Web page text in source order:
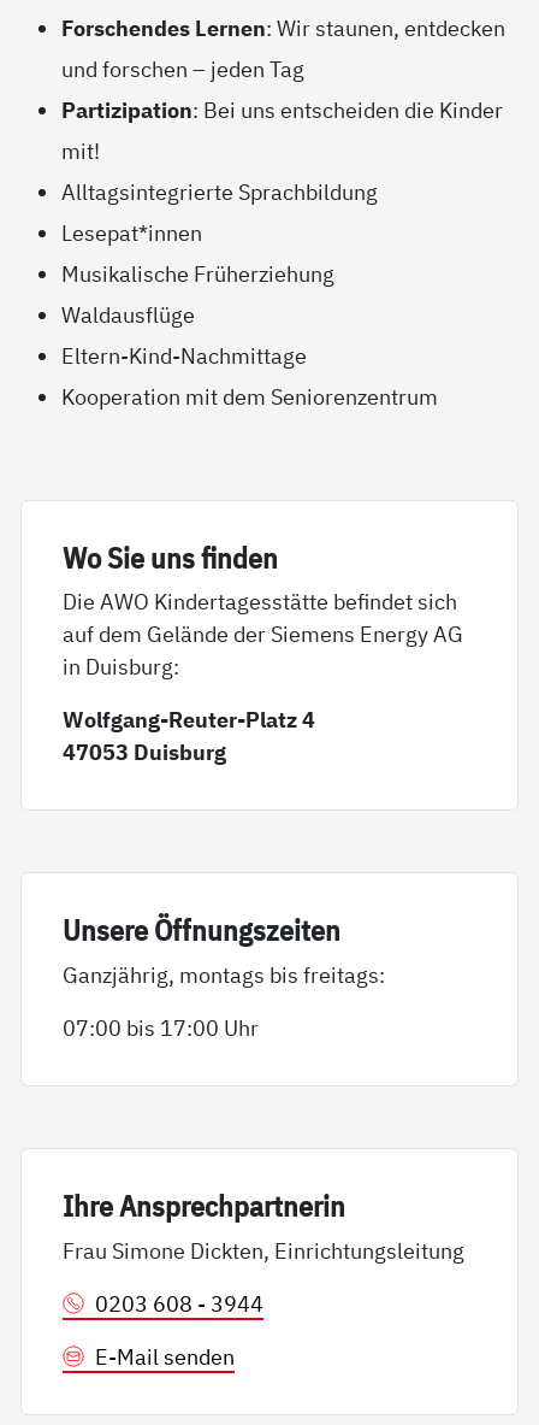
Forschendes Lernen: Wir staunen, entdecken
und forschen – jeden Tag
Partizipation: Bei uns entscheiden die Kinder
mit!
Alltagsintegrierte Sprachbildung
Lesepat*innen
Musikalische Früherziehung
Waldausflüge
Eltern-Kind-Nachmittage
Kooperation mit dem Seniorenzentrum
Wo Sie uns fin­den
Die AWO Kindertagesstätte befindet sich
auf dem Gelände der Siemens Energy AG
in Duisburg:
Wolfgang-Reuter-Platz 4
47053 Duisburg
Un­se­re Öff­nungs­zei­ten
Ganzjährig, montags bis freitags:
07:00 bis 17:00 Uhr
Ih­re An­sp­rech­part­ne­rin
Frau Simone Dickten, Einrichtungsleitung
0203 608 - 3944
E-Mail senden